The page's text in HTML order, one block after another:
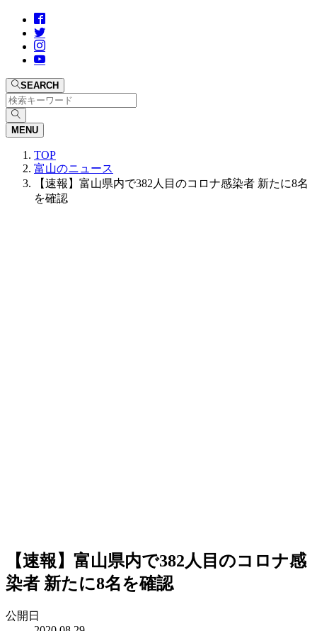
SEARCH
MENU
TOP
富山のニュース
【速報】富山県内で382人目のコロナ感染者 新たに8名
を確認
【速報】富山県内で382人目のコロナ感
染者 新たに8名を確認
公開日